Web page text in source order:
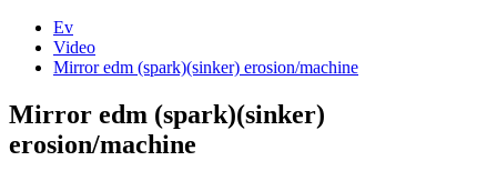
Ev
Video
Mirror edm (spark)(sinker) erosion/machine
Mirror edm (spark)(sinker)
erosion/machine